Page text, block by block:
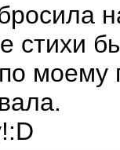
стихи